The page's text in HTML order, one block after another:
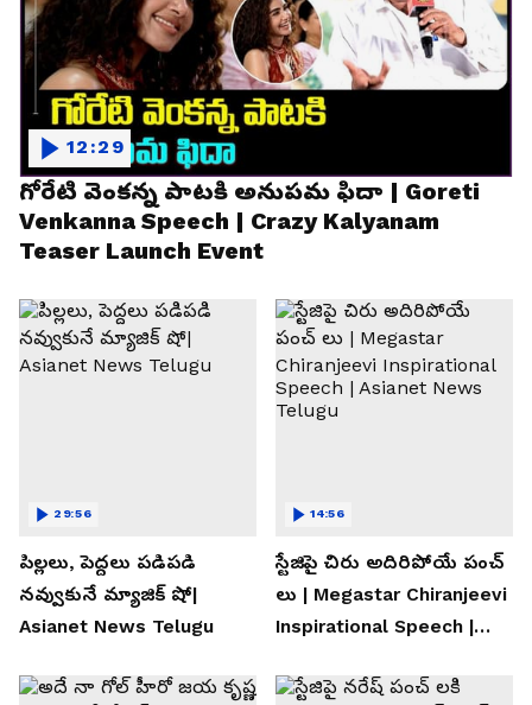
గోరేటి వెంకన్న పాటకి అనుపమ ఫిదా | Goreti
Venkanna Speech | Crazy Kalyanam
Teaser Launch Event
12:29
పిల్లలు, పెద్దలు పడిపడి
నవ్వుకునే మ్యాజిక్ షో|
Asianet News Telugu
29:56
స్టేజిపై చిరు అదిరిపోయే పంచ్
లు | Megastar Chiranjeevi
Inspirational Speech |
14:56